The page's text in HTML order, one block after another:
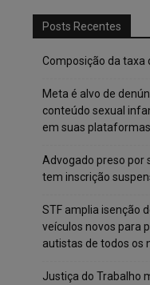
Posts Recentes
Composição da taxa
Meta é alvo de
conteúdo sexual
em suas plataformas
Advogado preso por
tem inscrição
STF amplia isenção
veículos novos para
autistas de todos os
Justiça do Trabalho